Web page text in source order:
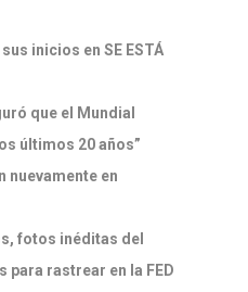
inicios en SE ESTÁ
que el Mundial
últimos 20 años”
nuevamente en
fotos inéditas del
para rastrear en la FED